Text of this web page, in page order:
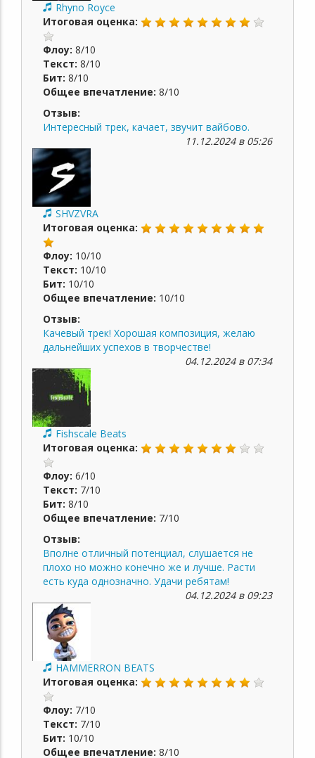
Rhyno Royce
Итоговая оценка:
Флоу: 8/10
Текст: 8/10
Бит: 8/10
Общее впечатление: 8/10
Отзыв:
Интересный трек, качает, звучит вайбово.
11.12.2024 в 05:26
SHVZVRA
Итоговая оценка:
Флоу: 10/10
Текст: 10/10
Бит: 10/10
Общее впечатление: 10/10
Отзыв:
Качевый трек! Хорошая композиция, желаю
дальнейших успехов в творчестве!
04.12.2024 в 07:34
Fishscale Beats
Итоговая оценка:
Флоу: 6/10
Текст: 7/10
Бит: 8/10
Общее впечатление: 7/10
Отзыв:
Вполне отличный потенциал, слушается не
плохо но можно конечно же и лучше. Расти
есть куда однозначно. Удачи ребятам!
04.12.2024 в 09:23
HAMMERRON BEATS
Итоговая оценка:
Флоу: 7/10
Текст: 7/10
Бит: 10/10
Общее впечатление: 8/10